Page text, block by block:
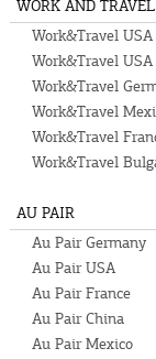
WORK AND TRAVEL
Work&Travel USA
Work&Travel USA
Work&Travel
Work&Travel
Work&Travel
Work&Travel
AU PAIR
Au Pair Germany
Au Pair USA
Au Pair France
Au Pair China
Au Pair Mexico